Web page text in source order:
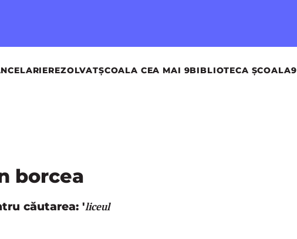
REZOLVATȘCOALA CEA MAI 9BIBLIOTECA ȘCOALA9
borcea
căutarea: 'liceul